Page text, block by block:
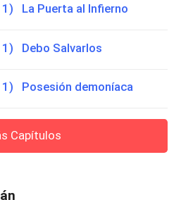
1) La Puerta al Infierno
1) Debo Salvarlos
1) Posesión demoníaca
Capítulos